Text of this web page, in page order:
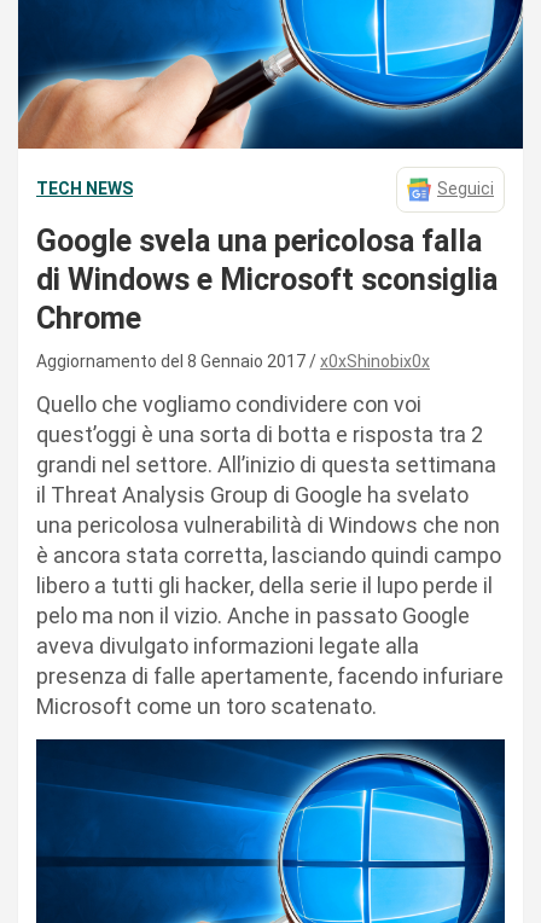
TECH NEWS Seguici
Google svela una pericolosa falla
di Windows e Microsoft sconsiglia
Chrome
Aggiornamento del 8 Gennaio 2017 x0xShinobix0x
Quello che vogliamo condividere con voi
quest’oggi è una sorta di botta e risposta tra 2
grandi nel settore. All’inizio di questa settimana
il Threat Analysis Group di Google ha svelato
una pericolosa vulnerabilità di Windows che non
è ancora stata corretta, lasciando quindi campo
libero a tutti gli hacker, della serie il lupo perde il
pelo ma non il vizio. Anche in passato Google
aveva divulgato informazioni legate alla
presenza di falle apertamente, facendo infuriare
Microsoft come un toro scatenato.